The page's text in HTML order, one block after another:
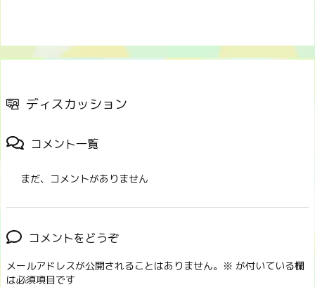
ディスカッション
コメント一覧
まだ、コメントがありません
コメントをどうぞ
メールアドレスが公開されることはありません。 ※ が付いている欄
は必須項目です